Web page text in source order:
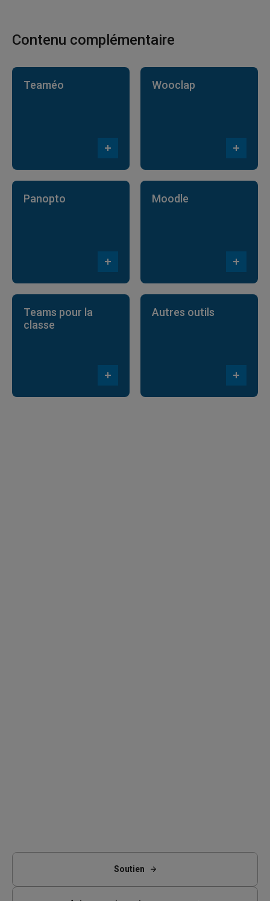
Soutien
Contenu complémentaire
Teaméo Wooclap
Panopto Moodle
Teams pour la
classe
Autres outils